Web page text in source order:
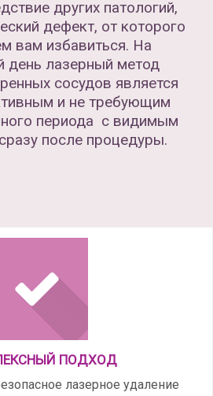
других патологий,
дефект, от которого
вам избавиться. На
день лазерный метод
сосудов является
и не требующим
периода с видимым
после процедуры.
ПОДХОД
лазерное удаление